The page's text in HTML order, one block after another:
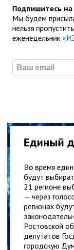
Подпишитесь
Мы будем
нельзя
еженедельник
Единый
Во время
будут
21 регионе
— через
регионах
Ростовской
депутатов
городскую